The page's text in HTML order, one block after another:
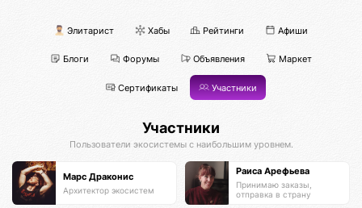
Элитарист Хабы Рейтинги Афиши
Блоги Форумы Объявления Маркет
Сертификаты Участники
Участники
Пользователи экосистемы с наибольшим уровнем.
Марс Драконис
Архитектор экосистем
Раиса Арефьева
Принимаю заказы,
отправка в страну